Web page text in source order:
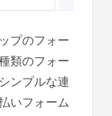
プのフォー
類のフォー
ンプルな連
いフォーム